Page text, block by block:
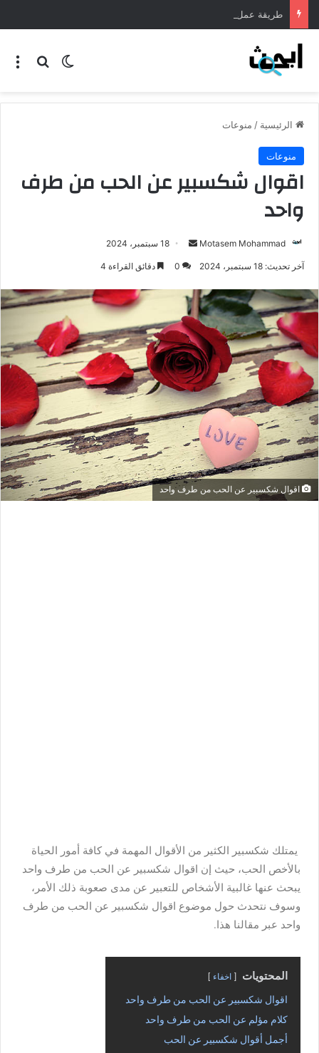
طريقة عمل المنسف الاردني
الرئيسية / منوعات
منوعات
اقوال شكسبير عن الحب من طرف
واحد
Motasem Mohammad 18 سبتمبر، 2024
آخر تحديث: 18 سبتمبر، 2024 0 دقائق القراءة 4
اقوال شكسبير عن الحب من طرف واحد
يمتلك شكسبير الكثير من الأقوال المهمة في كافة أمور الحياة
بالأخص الحب، حيث إن اقوال شكسبير عن الحب من طرف واحد
يبحث عنها غالبية الأشخاص للتعبير عن مدى صعوبة ذلك الأمر،
وسوف نتحدث حول موضوع اقوال شكسبير عن الحب من طرف
واحد عبر مقالنا هذا.
المحتويات اخفاء
اقوال شكسبير عن الحب من طرف واحد
كلام مؤلم عن الحب من طرف واحد
أجمل أقوال شكسبير عن الحب